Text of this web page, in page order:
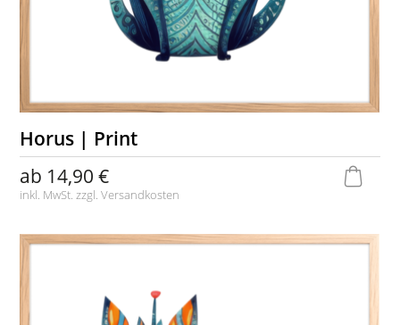
Horus | Print
ab 14,90 €
inkl. MwSt. zzgl.Versandkosten